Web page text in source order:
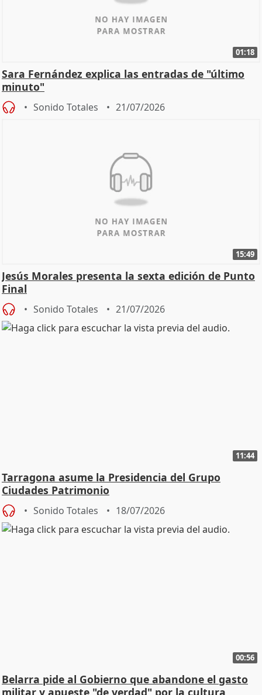
01:18
Sara Fernández explica las entradas de "último
minuto"
Sonido Totales 21/07/2026
15:49
Jesús Morales presenta la sexta edición de Punto
Final
Sonido Totales 21/07/2026
11:44
Tarragona asume la Presidencia del Grupo
Ciudades Patrimonio
Sonido Totales 18/07/2026
00:56
Belarra pide al Gobierno que abandone el gasto
militar y apueste "de verdad" por la cultura